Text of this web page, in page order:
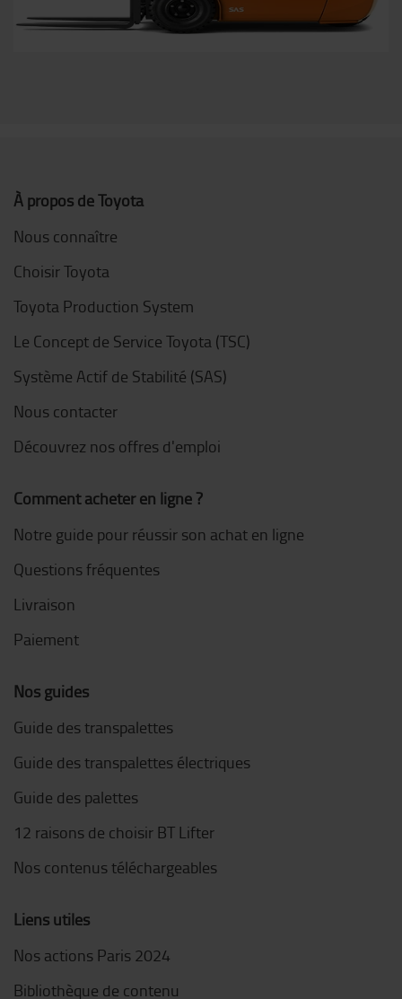
À propos de Toyota
Nous connaître
Choisir Toyota
Toyota Production System
Le Concept de Service Toyota (TSC)
Système Actif de Stabilité (SAS)
Nous contacter
Découvrez nos offres d'emploi
Comment acheter en ligne ?
Notre guide pour réussir son achat en ligne
Questions fréquentes
Livraison
Paiement
Nos guides
Guide des transpalettes
Guide des transpalettes électriques
Guide des palettes
12 raisons de choisir BT Lifter
Nos contenus téléchargeables
Liens utiles
Nos actions Paris 2024
Bibliothèque de contenu